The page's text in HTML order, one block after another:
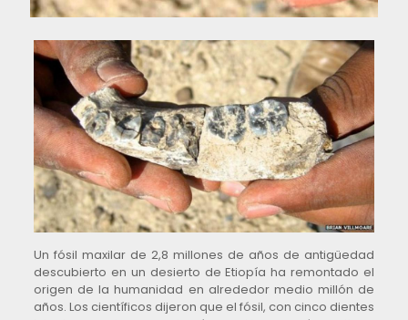
Un fósil maxilar de 2,8 millones de años de antigüedad
descubierto en un desierto de Etiopía ha remontado el
origen de la humanidad en alrededor medio millón de
años. Los científicos dijeron que el fósil, con cinco dientes